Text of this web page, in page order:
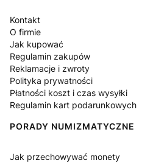
Kontakt
O firmie
Jak kupować
Regulamin zakupów
Reklamacje i zwroty
Polityka prywatności
Płatności koszt i czas wysyłki
Regulamin kart podarunkowych
PORADY NUMIZMATYCZNE
Jak przechowywać monety